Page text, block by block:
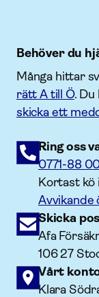
Behöver du
Många hittar
rätt A till Ö. Du
skicka ett
Ring oss
0771-88
Kortast kö
Skicka
Afa
106 27
Vårt
Klara